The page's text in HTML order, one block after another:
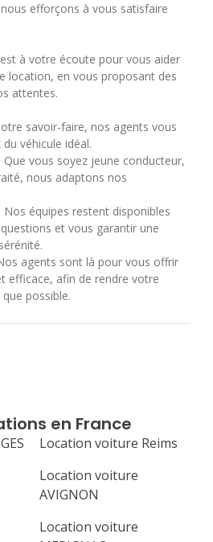
efforçons à vous satisfaire
à votre écoute pour vous aider
location, en vous proposant des
attentes.
savoir-faire, nos agents vous
véhicule idéal.
Que vous soyez jeune conducteur,
nous adaptons nos
équipes restent disponibles
et vous garantir une
agents sont là pour vous offrir
efficace, afin de rendre votre
possible.
en France
Location voiture Reims
Location voiture
AVIGNON
Location voiture